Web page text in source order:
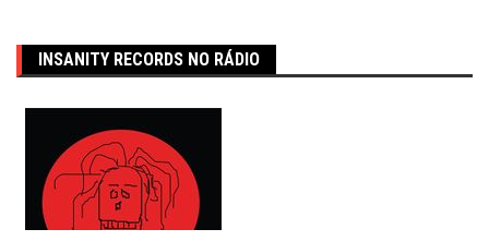
INSANITY RECORDS NO RÁDIO